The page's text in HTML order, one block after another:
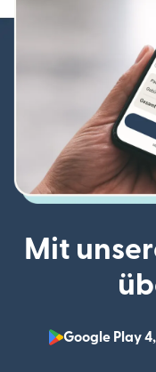
Mit
Google Play